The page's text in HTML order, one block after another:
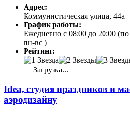
Адрес:
Коммунистическая улица, 44а
График работы:
Ежедневно с 08:00 до 20:00 (по
пн-вс )
Рейтинг:
Загрузка...
Idea, студия праздников и
аэродизайну